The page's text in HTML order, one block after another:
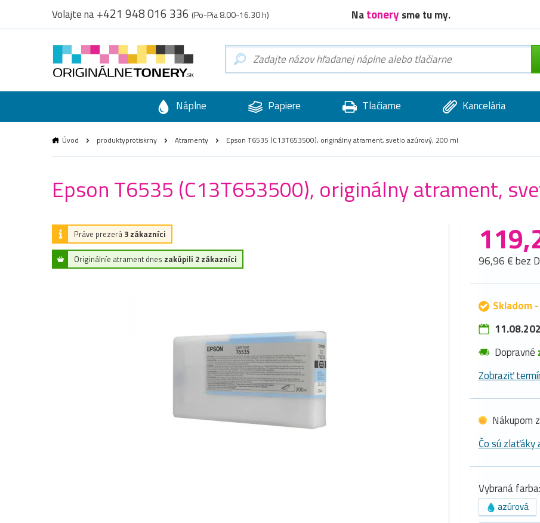
Volajte na+421 948 016 336 (Po-Pia 8.00-16.30 h) Natonery sme tu my.
Náplne Papiere Tlačiarne Kancelária
Úvod produktyprotiskrny Atramenty Epson T6535 (C13T653500), originálny atrament, svetlo azúrový, 200 ml
Epson T6535 (C13T653500), originálny atrament,
Práve prezerá 3 zákazníci
Originálníe atrament dnes zakúpili 2 zákazníci
96,96 € bez
Skladom
Dopravné
Zobraziť
Nákupom
Čo sú zlaťáky
Vybraná farba:
azúrová